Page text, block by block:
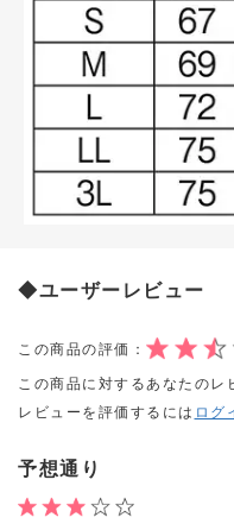
◆ユーザーレビュー
この商品の評価：
この商品に対するあなたのレ
レビューを評価するには ログ
予想通り